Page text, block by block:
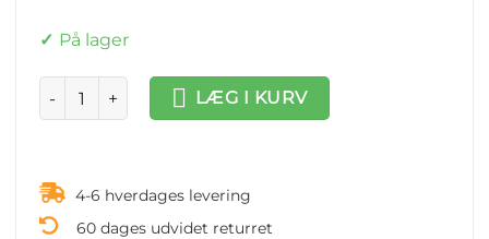
På lager
Stangstoppere til bordfodboldbord 15,9/16 mm stang 16
LÆG I KURV
4-6 hverdages levering
60 dages udvidet returret